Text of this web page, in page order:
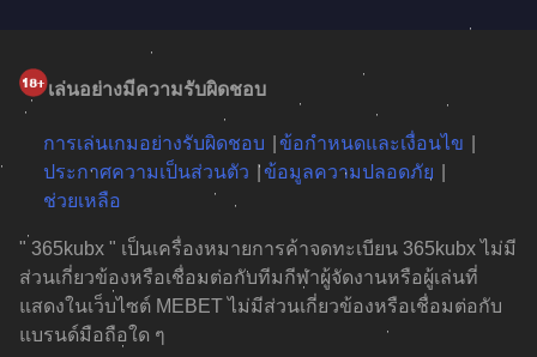
เล่นอย่างมีความรับผิดชอบ
การเล่นเกมอย่างรับผิดชอบ
ข้อกำหนดและเงื่อนไข
ประกาศความเป็นส่วนตัว
ข้อมูลความปลอดภัย
ช่วยเหลือ
" 365kubx " เป็นเครื่องหมายการค้าจดทะเบียน 365kubx ไม่มี
ส่วนเกี่ยวข้องหรือเชื่อมต่อกับทีมกีฬาผู้จัดงานหรือผู้เล่นที่
แสดงในเว็บไซต์ MEBET ไม่มีส่วนเกี่ยวข้องหรือเชื่อมต่อกับ
แบรนด์มือถือใด ๆ